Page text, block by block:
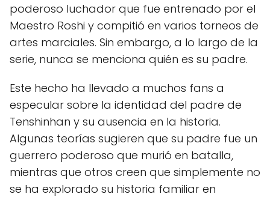
poderoso luchador que fue entrenado por el
Maestro Roshi y compitió en varios torneos de
artes marciales. Sin embargo, a lo largo de la
serie, nunca se menciona quién es su padre.
Este hecho ha llevado a muchos fans a
especular sobre la identidad del padre de
Tenshinhan y su ausencia en la historia.
Algunas teorías sugieren que su padre fue un
guerrero poderoso que murió en batalla,
mientras que otros creen que simplemente no
se ha explorado su historia familiar en